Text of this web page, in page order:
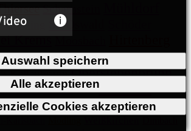
Scharnstein
St. Oswald
Krems Moosbach
Inzersdorf im Kremstal Rothenthurn
Kaltenbrunn Obersiebenbrunn
Illmitz Dobl Ennsdorf
Gallen Forchach Rudersdorf
Auswahl speichern
Alle akzeptieren
Cookies akzeptieren